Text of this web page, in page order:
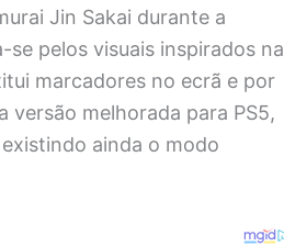
Jin Sakai durante a
pelos visuais inspirados na
marcadores no ecrã e por
versão melhorada para PS5,
ainda o modo